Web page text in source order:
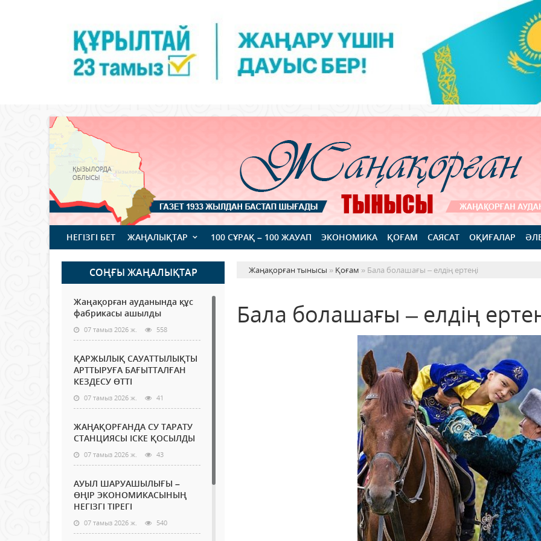
НЕГІЗГІ БЕТ ЖАҢАЛЫҚТАР 100 СҰРАҚ – 100 ЖАУАП ЭКОНОМИКА ҚОҒАМ САЯСАТ ОҚИҒАЛАР
СОҢҒЫ ЖАҢАЛЫҚТАР
Жаңақорған ауданында құс
фабрикасы ашылды
07 тамыз 2026 ж. 558
ҚАРЖЫЛЫҚ САУАТТЫЛЫҚТЫ
АРТТЫРУҒА БАҒЫТТАЛҒАН
КЕЗДЕСУ ӨТТІ
07 тамыз 2026 ж. 41
ЖАҢАҚОРҒАНДА СУ ТАРАТУ
СТАНЦИЯСЫ ІСКЕ ҚОСЫЛДЫ
07 тамыз 2026 ж. 43
АУЫЛ ШАРУАШЫЛЫҒЫ –
ӨҢІР ЭКОНОМИКАСЫНЫҢ
НЕГІЗГІ ТІРЕГІ
07 тамыз 2026 ж. 540
Жаңақорған тынысы » Қоғам » Бала болашағы – елдің ертеңі
Бала болашағы – елдің